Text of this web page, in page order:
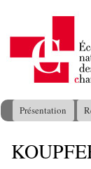
Menu principal
Présentation
Vous êtes ici